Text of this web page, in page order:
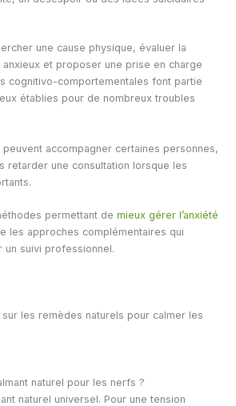
une cause physique, évaluer la
anxieux et proposer une prise en charge
cognitivo-comportementales font partie
établies pour de nombreux troubles
accompagner certaines personnes,
retarder une consultation lorsque les
permettant de mieux gérer l’anxiété
les approches complémentaires qui
un suivi professionnel.
les remèdes naturels pour calmer les
naturel pour les nerfs ?
naturel universel. Pour une tension